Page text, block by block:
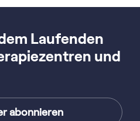
Laufenden
und
abonnieren